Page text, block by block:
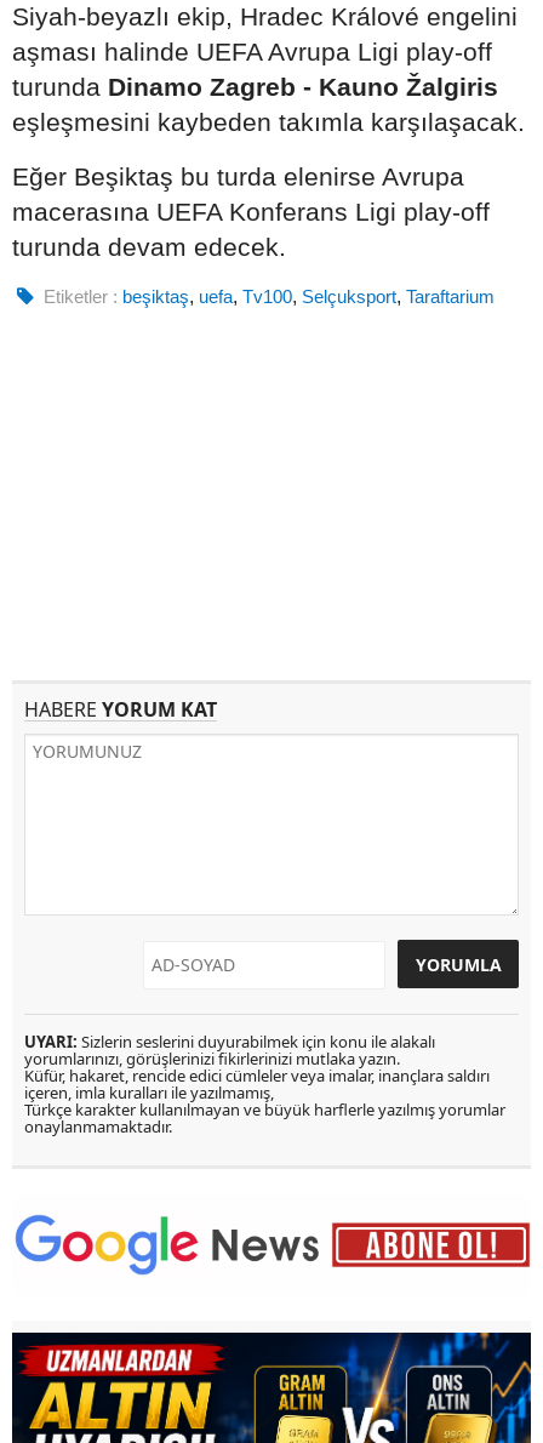
Siyah-beyazlı ekip, Hradec Králové engelini
aşması halinde UEFA Avrupa Ligi play-off
turunda Dinamo Zagreb - Kauno Žalgiris
eşleşmesini kaybeden takımla karşılaşacak.
Eğer Beşiktaş bu turda elenirse Avrupa
macerasına UEFA Konferans Ligi play-off
turunda devam edecek.
Etiketler : beşiktaş, uefa,Tv100, Selçuksport,Taraftarium
HABERE YORUM KAT
UYARI: Sizlerin seslerini duyurabilmek için konu ile alakalı
yorumlarınızı, görüşlerinizi fikirlerinizi mutlaka yazın.
Küfür, hakaret, rencide edici cümleler veya imalar, inançlara saldırı
içeren, imla kuralları ile yazılmamış,
Türkçe karakter kullanılmayan ve büyük harflerle yazılmış yorumlar
onaylanmamaktadır.